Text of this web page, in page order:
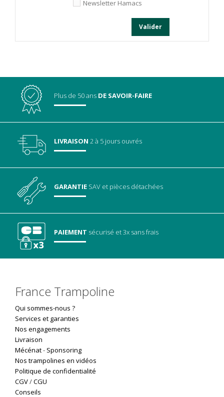
Newsletter Hamacs
Valider
Plus de 50 ans DE SAVOIR-FAIRE
LIVRAISON 2 à 5 jours ouvrés
GARANTIE SAV et pièces détachées
PAIEMENT sécurisé et 3x sans frais
France Trampoline
Qui sommes-nous ?
Services et garanties
Nos engagements
Livraison
Mécénat- Sponsoring
Nos trampolines en vidéos
Politique de confidentialité
CGV/CGU
Conseils